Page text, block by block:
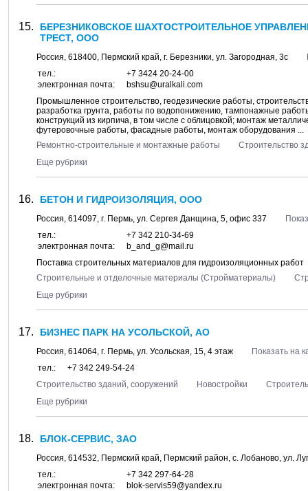
БЕРЕЗНИКОВСКОЕ ШАХТОСТРОИТЕЛЬНОЕ
ТРЕСТ, ООО
Россия, 618400, Пермский край, г. Березники, ул. Загородная, 3с
тел.:
+7 3424 20-24-00
электронная почта:
bshsu@uralkali.com
Промышленное строительство, геодезические работы,
разработка грунта, работы по водопонижению, тампонажные
конструкций из кирпича, в том числе с облицовкой; монтаж
футеровочные работы, фасадные работы, монтаж оборудования ...
Ремонтно-строительные и монтажные работы
Строительство
Еще рубрики
БЕТОН И ГИДРОИЗОЛЯЦИЯ, ООО
Россия, 614097, г. Пермь, ул. Сергея Данщина, 5, офис 337
тел.:
+7 342 210-34-69
электронная почта:
b_and_g@mail.ru
Поставка строительных материалов для гидроизоляционных работ
Строительные и отделочные материалы (Стройматериалы)
Еще рубрики
БИЗНЕС ПАРК НА УСОЛЬСКОЙ, АО
Россия, 614064, г. Пермь, ул. Усольская, 15, 4 этаж
Показать на
тел.:
+7 342 249-54-24
Строительство зданий, сооружений
Новостройки
Еще рубрики
БЛОК-СЕРВИС, ЗАО
Россия, 614532, Пермский край, Пермский район, с. Лобаново, ул.
тел.:
+7 342 297-64-28
электронная почта:
blok-servis59@yandex.ru